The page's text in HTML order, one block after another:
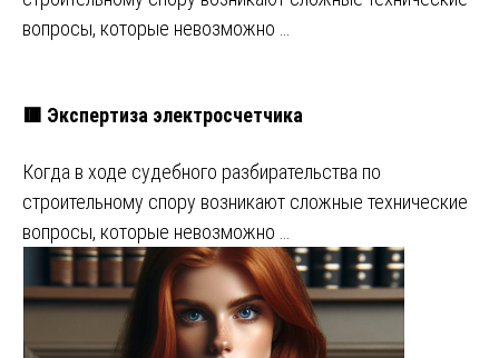
вопросы, которые невозможно …
🟥 Экспертиза электросчетчика
Когда в ходе судебного разбирательства по
строительному спору возникают сложные технические
вопросы, которые невозможно …